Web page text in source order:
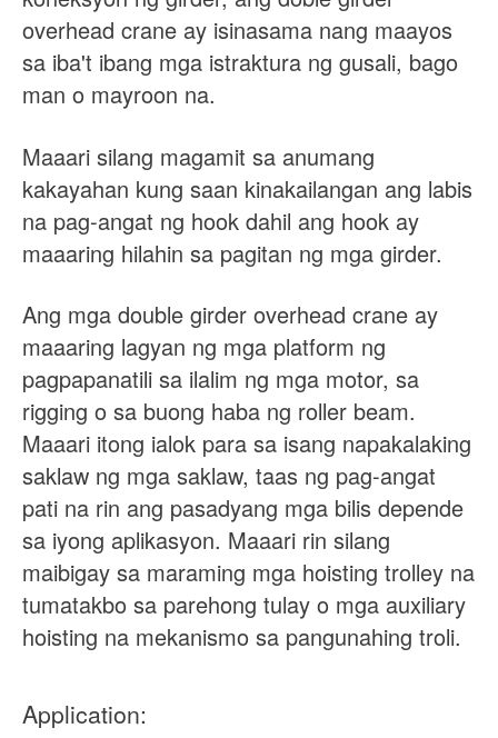
overhead crane ay isinasama nang maayos
sa iba't ibang mga istraktura ng gusali, bago
man o mayroon na.
Maaari silang magamit sa anumang
kakayahan kung saan kinakailangan ang labis
na pag-angat ng hook dahil ang hook ay
maaaring hilahin sa pagitan ng mga girder.
Ang mga double girder overhead crane ay
maaaring lagyan ng mga platform ng
pagpapanatili sa ilalim ng mga motor, sa
rigging o sa buong haba ng roller beam.
Maaari itong ialok para sa isang napakalaking
saklaw ng mga saklaw, taas ng pag-angat
pati na rin ang pasadyang mga bilis depende
sa iyong aplikasyon. Maaari rin silang
maibigay sa maraming mga hoisting trolley na
tumatakbo sa parehong tulay o mga auxiliary
hoisting na mekanismo sa pangunahing troli.
Application: